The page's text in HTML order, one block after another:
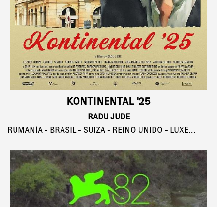
KONTINENTAL '25
RADU JUDE
RUMANÍA - BRASIL - SUIZA - REINO UNIDO - LUXEMBURGO, 109'